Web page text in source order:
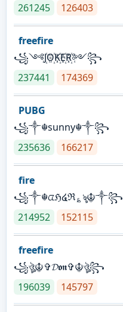
261245
126403
freefire
꧁༺J꙰O꙰K꙰E꙰R꙰༻꧂
237441
174369
PUBG
꧁༒☬sunny☬༒꧂
235636
166217
fire
꧁༒☬ᤂℌ໔ℜ؏ৡ☬༒꧂
214952
152115
freefire
꧁ঔৣ☬✞𝓓𝖔𝖓✞☬ঔৣ꧂
196039
145797